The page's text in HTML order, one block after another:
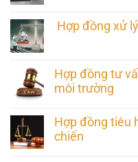
Hợp đồng xử
Hợp đồng tư
môi trường
Hợp đồng tiêu
chiến